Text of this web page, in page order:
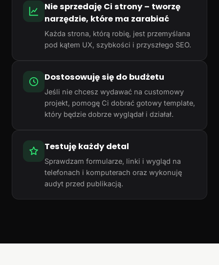
Nie sprzedaję Ci strony – tworzę
narzędzie, które ma zarabiać
Każda strona, którą robię, jest przemyślana
pod kątem UX, szybkości i przyszłego SEO.
Dostosowuję się do budżetu
Jeśli nie chcesz wydawać na customowy
projekt, pomogę Ci dobrać gotowy template,
który będzie dobrze wyglądał i działał.
Testuję każdy detal
Sprawdzam formularze, linki i wygląd na
telefonach i komputerach oraz wykonuję
audyt przed publikacją.